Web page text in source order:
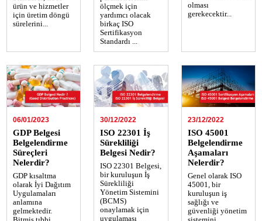
ürün ve hizmetler
için üretim döngü
sürelerini...
ölçmek için
yardımcı olacak
birkaç ISO
Sertifikasyon
Standardı ...
olması
gerekecektir...
06/01/2023
GDP Belgesi
Belgelendirme
Süreçleri
Nelerdir?
GDP kısaltma
olarak İyi Dağıtım
Uygulamaları
anlamına
gelmektedir.
30/12/2022
ISO 22301 İş
Sürekliliği
Belgesi Nedir?
ISO 22301 Belgesi,
bir kuruluşun İş
Sürekliliği
Yönetim Sistemini
(BCMS)
onaylamak için
uygulaması
23/12/2022
ISO 45001
Belgelendirme
Aşamaları
Nelerdir?
Genel olarak ISO
45001, bir
kuruluşun iş
sağlığı ve
güvenliği yönetim